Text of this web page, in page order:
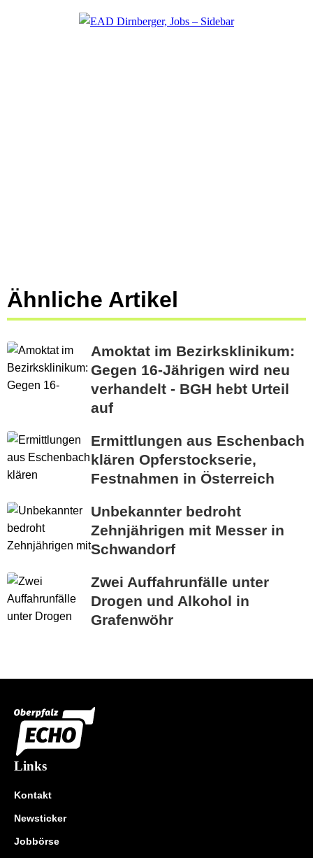
Ähnliche Artikel
Amoktat im Bezirksklinikum:
Gegen 16-Jährigen wird neu
verhandelt - BGH hebt Urteil
auf
Ermittlungen aus Eschenbach
klären Opferstockserie,
Festnahmen in Österreich
Unbekannter bedroht
Zehnjährigen mit Messer in
Schwandorf
Zwei Auffahrunfälle unter
Drogen und Alkohol in
Grafenwöhr
Links
Kontakt
Newsticker
Jobbörse